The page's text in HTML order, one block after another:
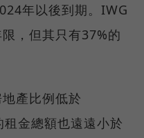
年以後到期。IWG
，但其只有37%的
產比例低於
金總額也遠遠小於